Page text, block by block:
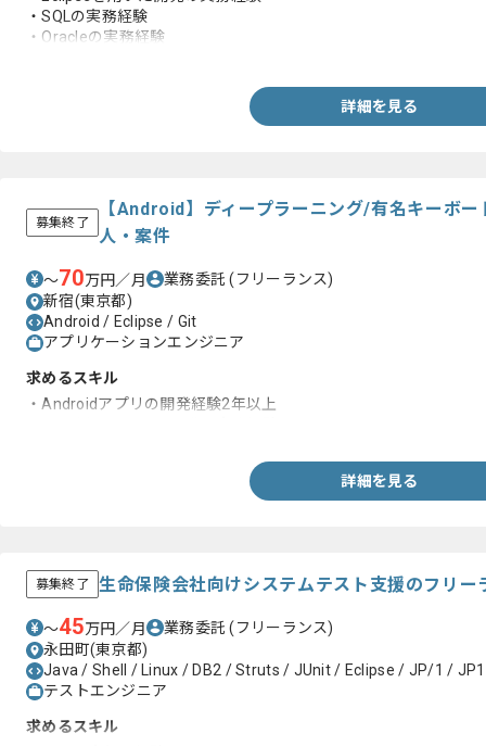
・SQLの実務経験
・Oracleの実務経験
詳細を見る
募集終了
【Android】ディープラーニング/有名キーボ
人・案件
〜70万円／月 業務委託(フリーランス)
新宿(東京都)
Android / Eclipse / Git
アプリケーションエンジニア
求めるスキル
・Androidアプリの開発経験2年以上
詳細を見る
募集終了 生命保険会社向けシステムテスト支援のフリー
〜45万円／月 業務委託(フリーランス)
永田町(東京都)
Java / Shell / Linux / DB2 / Struts / JUnit / Eclipse / JP/1 / JP1
テストエンジニア
求めるスキル